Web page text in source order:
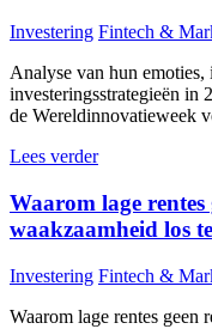
Investering Fintech &
Analyse van hun
investeringsstrategieën in
de Wereldinnovatieweek
Lees verder
Waarom lage
waakzaamheid los
Investering Fintech &
Waarom lage rentes geen